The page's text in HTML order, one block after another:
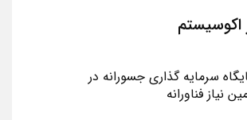
اکوسیستم
سرمایه گذاری جسورانه در
نیاز فناورانه